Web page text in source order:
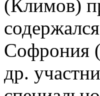
(Климов)
Софрония
др.